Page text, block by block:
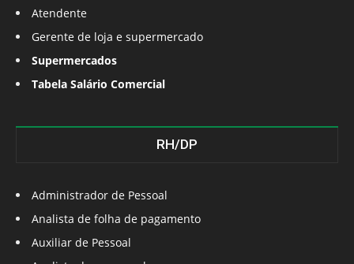
Atendente
Gerente de loja e supermercado
Supermercados
Tabela Salário Comercial
RH/DP
Administrador de Pessoal
Analista de folha de pagamento
Auxiliar de Pessoal